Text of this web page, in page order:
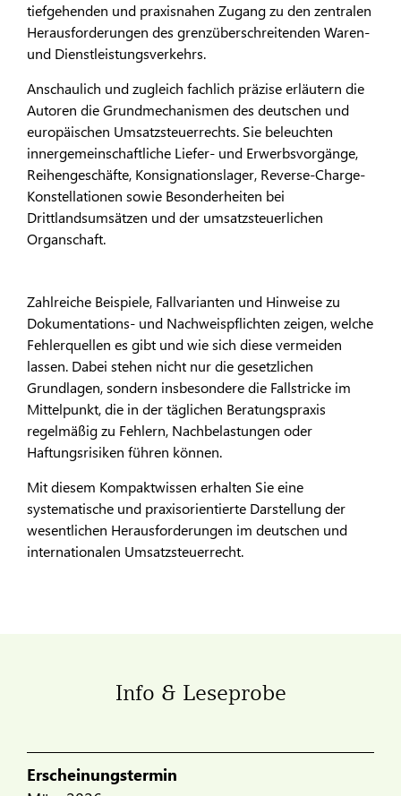
tiefgehenden und praxisnahen Zugang zu den zentralen
Herausforderungen des grenzüberschreitenden Waren-
und Dienstleistungsverkehrs.
Anschaulich und zugleich fachlich präzise erläutern die
Autoren die Grundmechanismen des deutschen und
europäischen Umsatzsteuerrechts. Sie beleuchten
innergemeinschaftliche Liefer- und Erwerbsvorgänge,
Reihengeschäfte, Konsignationslager, Reverse-Charge-
Konstellationen sowie Besonderheiten bei
Drittlandsumsätzen und der umsatzsteuerlichen
Organschaft.
Zahlreiche Beispiele, Fallvarianten und Hinweise zu
Dokumentations- und Nachweispflichten zeigen, welche
Fehlerquellen es gibt und wie sich diese vermeiden
lassen. Dabei stehen nicht nur die gesetzlichen
Grundlagen, sondern insbesondere die Fallstricke im
Mittelpunkt, die in der täglichen Beratungspraxis
regelmäßig zu Fehlern, Nachbelastungen oder
Haftungsrisiken führen können.
Mit diesem Kompaktwissen erhalten Sie eine
systematische und praxisorientierte Darstellung der
wesentlichen Herausforderungen im deutschen und
internationalen Umsatzsteuerrecht.
Info & Leseprobe
Erscheinungstermin